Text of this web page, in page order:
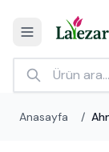
Anasayfa /